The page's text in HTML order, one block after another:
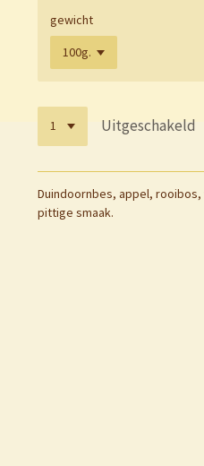
gewicht
Uitgeschakeld
Duindoornbes, appel,
pittige smaak.